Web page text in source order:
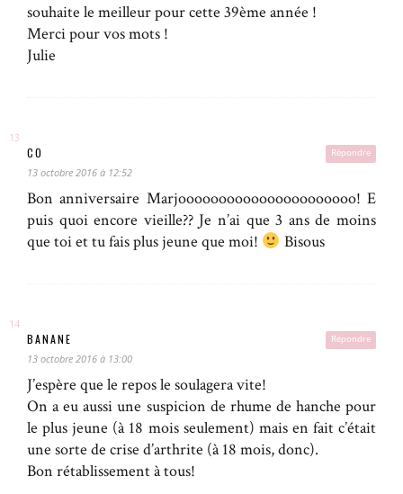
souhaite le meilleur pour cette 39ème année !
Merci pour vos mots !
Julie
Répondre
CO
13 octobre 2016 à 12:52
Bon anniversaire Marjoooooooooooooooooooooo! E
puis quoi encore vieille?? Je n’ai que 3 ans de moins
que toi et tu fais plus jeune que moi!
Bisous
Répondre
BANANE
13 octobre 2016 à 13:00
J’espère que le repos le soulagera vite!
On a eu aussi une suspicion de rhume de hanche pour
le plus jeune (à 18 mois seulement) mais en fait c’était
une sorte de crise d’arthrite (à 18 mois, donc).
Bon rétablissement à tous!